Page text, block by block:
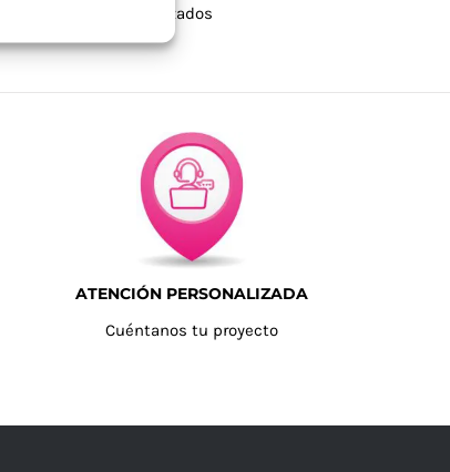
Tazas y vasos personalizados
ATENCIÓN PERSONALIZADA
Cuéntanos tu proyecto